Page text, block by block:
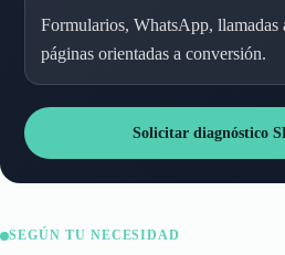
Formularios, WhatsApp, llamadas
páginas orientadas a conversión.
Solicitar diagnóstico
SEGÚN TU NECESIDAD